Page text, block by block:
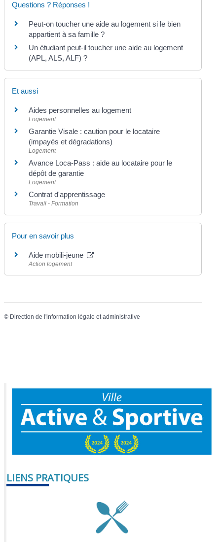
Questions ? Réponses !
Peut-on toucher une aide au logement si le bien
appartient à sa famille ?
Un étudiant peut-il toucher une aide au logement
(APL, ALS, ALF) ?
Et aussi
Aides personnelles au logement
Logement
Garantie Visale : caution pour le locataire
(impayés et dégradations)
Logement
Avance Loca-Pass : aide au locataire pour le
dépôt de garantie
Logement
Contrat d'apprentissage
Travail - Formation
Pour en savoir plus
Aide mobili-jeune
Action logement
© Direction de l'information légale et administrative
LIENS PRATIQUES